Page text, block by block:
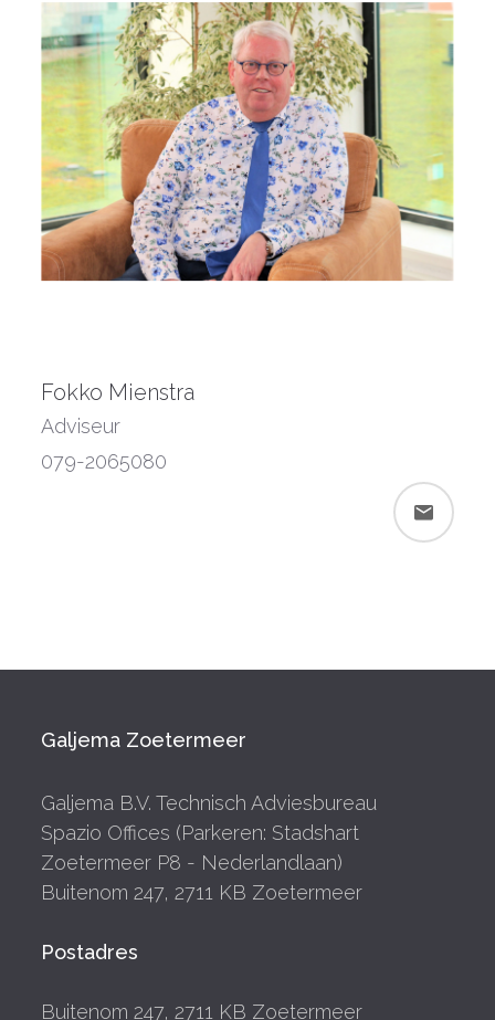
Fokko Mienstra
Adviseur
079-2065080
Galjema Zoetermeer
Galjema B.V. Technisch Adviesbureau
Spazio Offices (Parkeren: Stadshart
Zoetermeer P8 - Nederlandlaan)
Buitenom 247, 2711 KB Zoetermeer
Postadres
Buitenom 247, 2711 KB Zoetermeer